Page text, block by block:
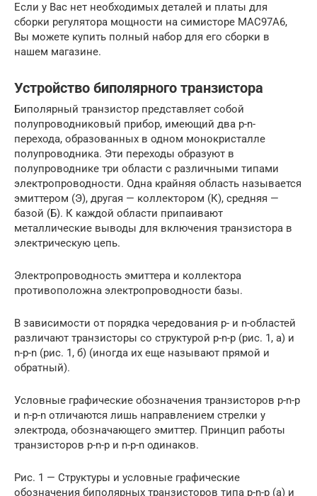
Если у Вас нет необходимых деталей и платы для
сборки регулятора мощности на симисторе MAC97A6,
Вы можете купить полный набор для его сборки в
нашем магазине.
Устройство биполярного транзистора
Биполярный транзистор представляет собой
полупроводниковый прибор, имеющий два р-n-
перехода, образованных в одном монокристалле
полупроводника. Эти переходы образуют в
полупроводнике три области с различными типами
электропроводности. Одна крайняя область называется
эмиттером (Э), другая — коллектором (К), средняя —
базой (Б). К каждой области припаивают
металлические выводы для включения транзистора в
электрическую цепь.
Электропроводность эмиттера и коллектора
противоположна электропроводности базы.
В зависимости от порядка чередования р- и n-областей
различают транзисторы со структурой р-n-р (рис. 1, а) и
n-р-n (рис. 1, б) (иногда их еще называют прямой и
обратный).
Условные графические обозначения транзисторов p-n-р
и n-p-n отличаются лишь направлением стрелки у
электрода, обозначающего эмиттер. Принцип работы
транзисторов p-n-р и n-p-n одинаков.
Рис. 1 — Структуры и условные графические
обозначения биполярных транзисторов типа р-n-р (а) и